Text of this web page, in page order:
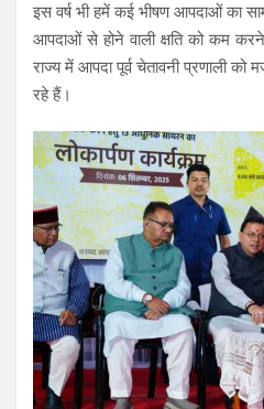
इस वर्ष भी हमें कई भीषण आपदाओं का
आपदाओं से होने वाली क्षति को कम
राज्य में आपदा पूर्व चेतावनी प्रणाली
रहे हैं।